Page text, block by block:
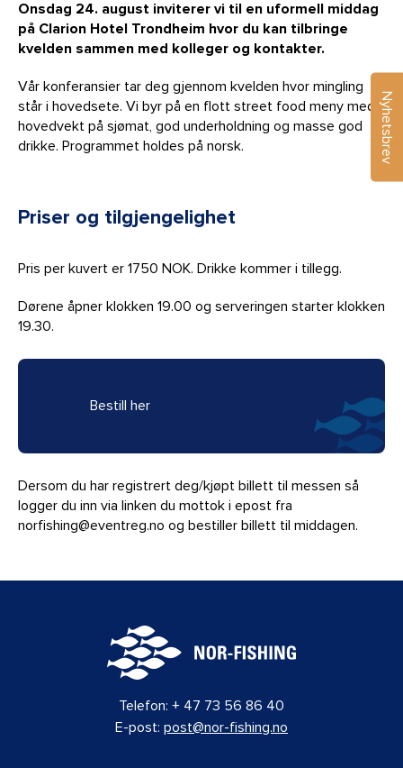
Onsdag 24. august inviterer vi til en uformell middag
på Clarion Hotel Trondheim hvor du kan tilbringe
kvelden sammen med kolleger og kontakter.
Vår konferansier tar deg gjennom kvelden hvor mingling
står i hovedsete. Vi byr på en flott street food meny med
hovedvekt på sjømat, god underholdning og masse god
drikke. Programmet holdes på norsk.
Priser og tilgjengelighet
Pris per kuvert er 1750 NOK. Drikke kommer i tillegg.
Dørene åpner klokken 19.00 og serveringen starter klokken
19.30.
Bestill her
Dersom du har registrert deg/kjøpt billett til messen så
logger du inn via linken du mottok i epost fra
norfishing@eventreg.no og bestiller billett til middagen.
Nyhetsbrev
Telefon: + 47 73 56 86 40
E-post: post@nor-fishing.no